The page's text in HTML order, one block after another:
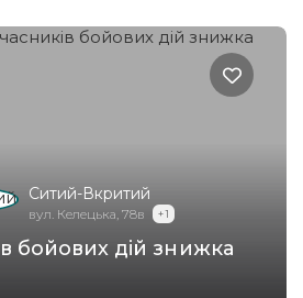
Ситий-Вкритий
вул. Келецька, 78в + 1
бойових дій знижка